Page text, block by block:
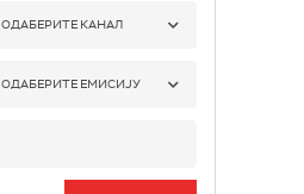
ОДАБЕРИТЕ КАНАЛ
РАДИО БЕОГРАД 1
РАДИО БЕОГРАД 3
ОДАБЕРИТЕ ЕМИСИЈУ